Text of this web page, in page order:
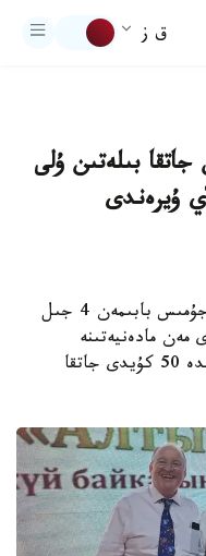
ق ز
جاتقا بىلەتىن ۇلى
ۇيرەندى
سابينا ماستەرس اتىراۋعا جۇبايىنىڭ جۇمىس بابىمەن 4 جىل
مادەنيەتىنە
قىزىققان ايەل دومبىرا ۇيرەنىپ، بۇگىندە 50 كۇيدى جاتقا